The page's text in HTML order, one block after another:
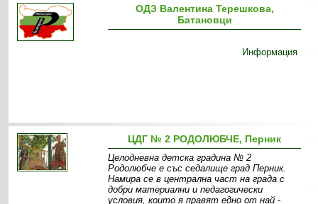
ОДЗ Валентина Терешкова,
Батановци
Информация
ЦДГ № 2 РОДОЛЮБЧЕ, Перник
Целодневна детска градина № 2
Родолюбче е със седалище град Перник.
Намира се в централна част на града с
добри материални и педагогически
условия, които я правят едно от най -